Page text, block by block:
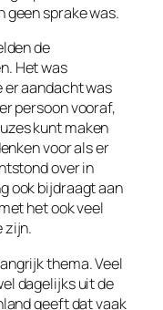
sprake was.
de
Het was
er aandacht was
persoon vooraf,
kunt maken
voor als er
over in
ook bijdraagt aan
het ook veel
zijn.
thema. Veel
dagelijks uit de
geeft dat vaak